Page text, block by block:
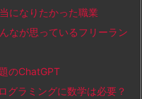
になりたかった職業
が思っているフリーラン
のChatGPT
ラミングに数学は必要？